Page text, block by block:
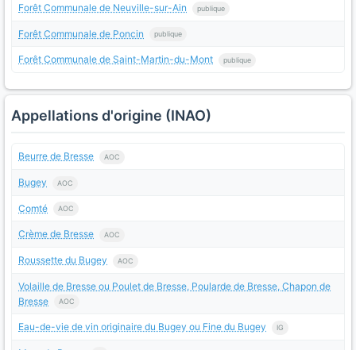
Forêt Communale de Neuville-sur-Ain publique
Forêt Communale de Poncin publique
Forêt Communale de Saint-Martin-du-Mont publique
Appellations d'origine (INAO)
Beurre de Bresse AOC
Bugey AOC
Comté AOC
Crème de Bresse AOC
Roussette du Bugey AOC
Volaille de Bresse ou Poulet de Bresse, Poularde de Bresse, Chapon de
Bresse
AOC
Eau-de-vie de vin originaire du Bugey ou Fine du Bugey IG